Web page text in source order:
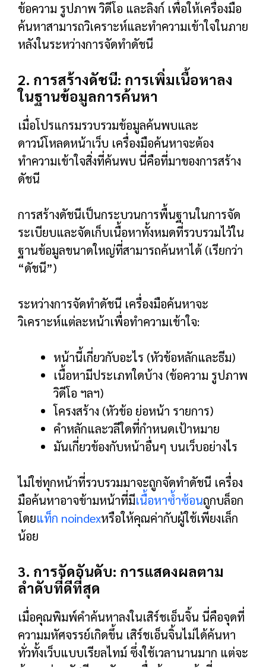
ข้อความ รูปภาพ วิดีโอ และลิงก์ เพื่อให้เครื่องมือ
ค้นหาสามารถวิเคราะห์และทำความเข้าใจในภาย
หลังในระหว่างการจัดทำดัชนี
2. การสร้างดัชนี: การเพิ่มเนื้อหาลง
ในฐานข้อมูลการค้นหา
เมื่อโปรแกรมรวบรวมข้อมูลค้นพบและ
ดาวน์โหลดหน้าเว็บ เครื่องมือค้นหาจะต้อง
ทำความเข้าใจสิ่งที่ค้นพบ นี่คือที่มาของการสร้าง
ดัชนี
การสร้างดัชนีเป็นกระบวนการพื้นฐานในการจัด
ระเบียบและจัดเก็บเนื้อหาทั้งหมดที่รวบรวมไว้ใน
ฐานข้อมูลขนาดใหญ่ที่สามารถค้นหาได้ (เรียกว่า
“ดัชนี”)
ระหว่างการจัดทำดัชนี เครื่องมือค้นหาจะ
วิเคราะห์แต่ละหน้าเพื่อทำความเข้าใจ:
หน้านี้เกี่ยวกับอะไร (หัวข้อหลักและธีม)
เนื้อหามีประเภทใดบ้าง (ข้อความ รูปภาพ
วิดีโอ ฯลฯ)
โครงสร้าง (หัวข้อ ย่อหน้า รายการ)
คำหลักและวลีใดที่กำหนดเป้าหมาย
มันเกี่ยวข้องกับหน้าอื่นๆ บนเว็บอย่างไร
ไม่ใช่ทุกหน้าที่รวบรวมมาจะถูกจัดทำดัชนี เครื่อง
มือค้นหาอาจข้ามหน้าที่มีเนื้อหาซ้ำซ้อนถูกบล็อก
โดยแท็ก noindexหรือให้คุณค่ากับผู้ใช้เพียงเล็ก
น้อย
3. การจัดอันดับ: การแสดงผลตาม
ลำดับที่ดีที่สุด
เมื่อคุณพิมพ์คำค้นหาลงในเสิร์ชเอ็นจิ้น นี่คือจุดที่
ความมหัศจรรย์เกิดขึ้น เสิร์ชเอ็นจิ้นไม่ได้ค้นหา
ทั่วทั้งเว็บแบบเรียลไทม์ ซึ่งใช้เวลานานมาก แต่จะ